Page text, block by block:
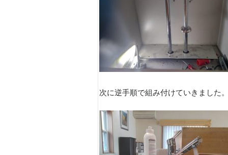
次に逆手順で組み付けていきました